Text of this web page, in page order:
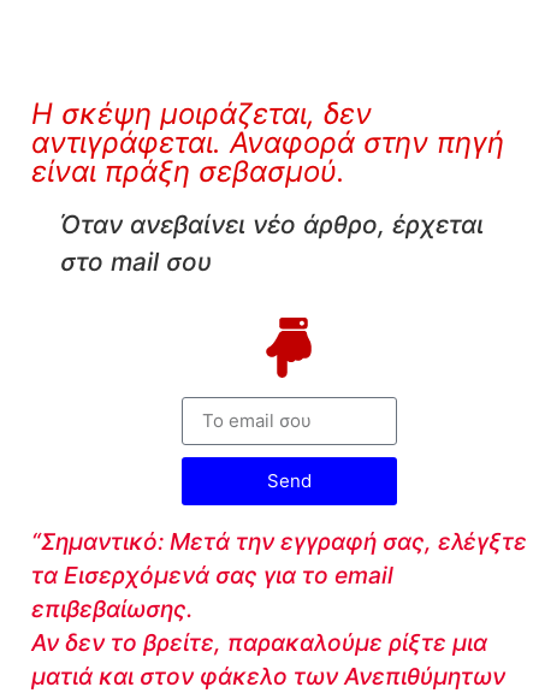
Η σκέψη μοιράζεται, δεν
αντιγράφεται. Αναφορά στην πηγή
είναι πράξη σεβασμού.
Όταν ανεβαίνει νέο άρθρο, έρχεται
στο mail σου
Send
“Σημαντικό: Μετά την εγγραφή σας, ελέγξτε
τα Εισερχόμενά σας για το email
επιβεβαίωσης.
Αν δεν το βρείτε, παρακαλούμε ρίξτε μια
ματιά και στον φάκελο των Ανεπιθύμητων